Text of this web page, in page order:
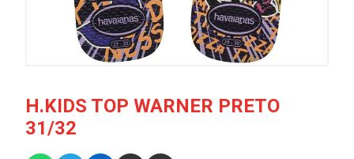
H.KIDS TOP WARNER PRETO
31/32